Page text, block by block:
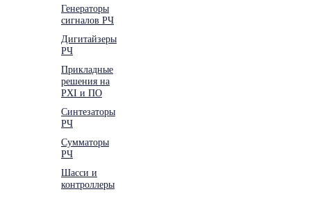
Генераторы
сигналов РЧ
Дигитайзеры
РЧ
Прикладные
решения на
PXI и ПО
Синтезаторы
РЧ
Сумматоры
РЧ
Шасси и
контроллеры